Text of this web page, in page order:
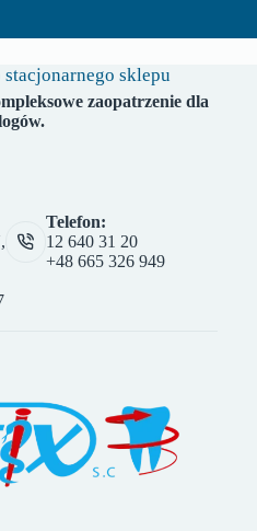
stacjonarnego sklepu
zaopatrzenie dla
Telefon:
12 640 31 20
+48 665 326 949